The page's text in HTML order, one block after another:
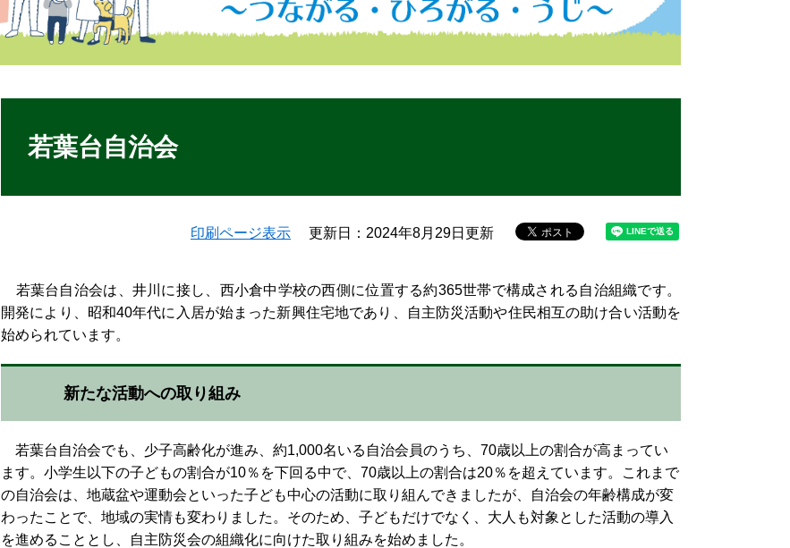
若葉台自治会
印刷ページ表示 更新日：2024年8月29日更新
​若葉台自治会は、井川に接し、西小倉中学校の西側に位置する約365世帯で構成される自治組織です。
開発により、昭和40年代に入居が始まった新興住宅地であり、自主防災活動や住民相互の助け合い活動を
始められています。
新たな活動への取り組み
若葉台自治会でも、少子高齢化が進み、約1,000名いる自治会員のうち、70歳以上の割合が高まってい
ます。小学生以下の子どもの割合が10％を下回る中で、70歳以上の割合は20％を超えています。これまで
の自治会は、地蔵盆や運動会といった子ども中心の活動に取り組んできましたが、自治会の年齢構成が変
わったことで、地域の実情も変わりました。そのため、子どもだけでなく、大人も対象とした活動の導入
を進めることとし、自主防災会の組織化に向けた取り組みを始めました。